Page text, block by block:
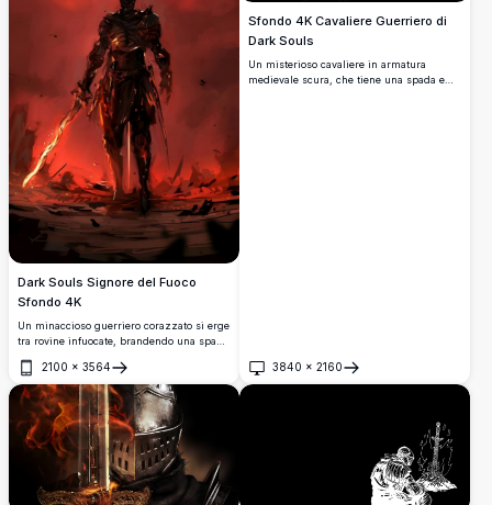
Dark Souls Signore del Fuoco
Sfondo 4K
Un minaccioso guerriero corazzato si erge
tra rovine infuocate, brandendo una spada
luminosa sotto un'eclissi raggiante. Arte
fantasy ispirata a Dark Souls con
drammatici cieli rossi e dettagli fusi in
una straordinaria risoluzione 4K.
2100 × 3564
Apri
Sfondo 4K Cavaliere Guerriero di
Dark Souls
Un misterioso cavaliere in armatura
medievale scura, che tiene una spada e
3840 × 2160
Apri